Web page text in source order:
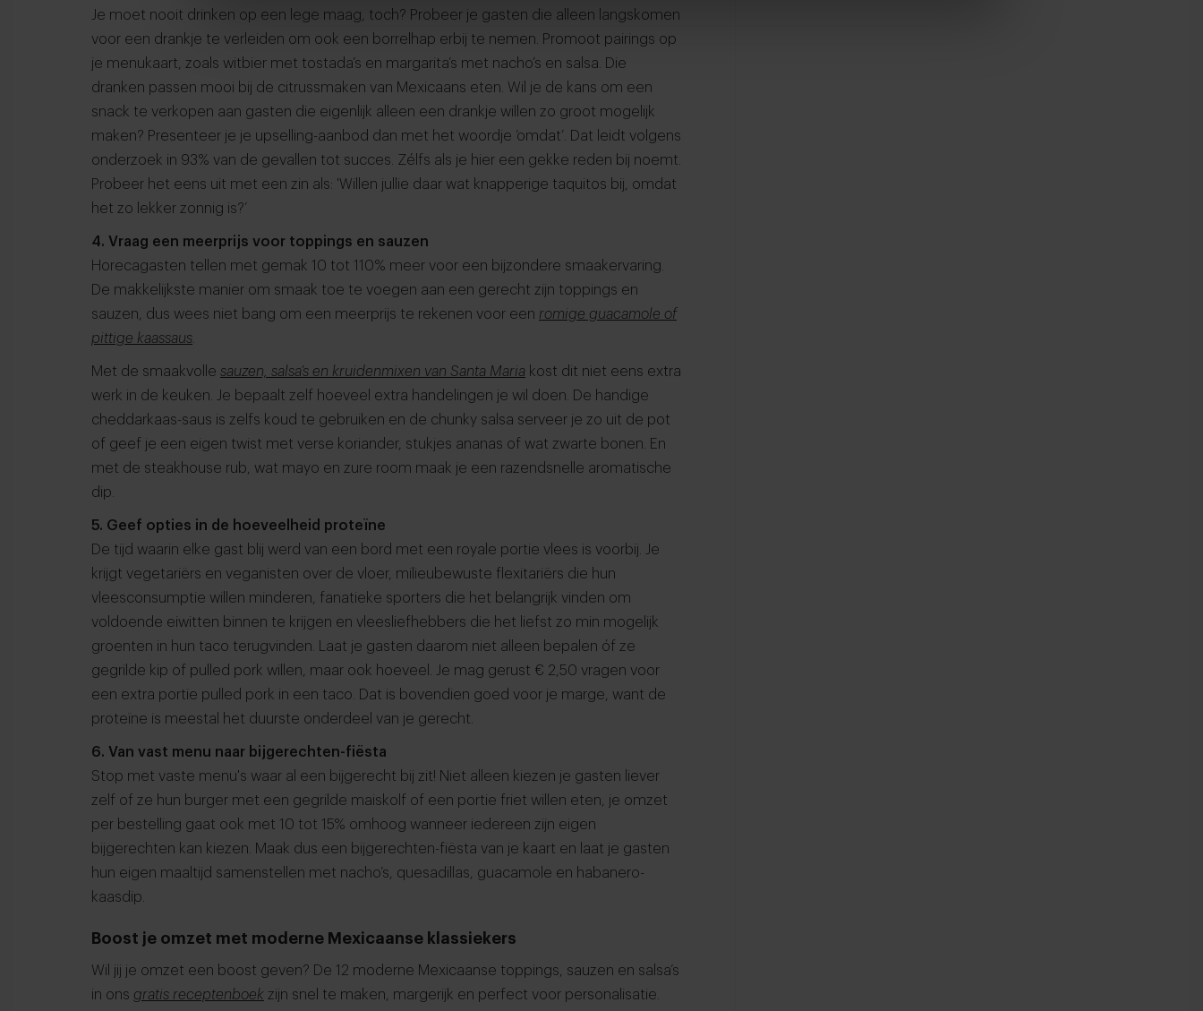
Je moet nooit drinken op een lege maag, toch? Probeer je gasten die alleen langskomen
voor een drankje te verleiden om ook een borrelhap erbij te nemen. Promoot pairings op
je menukaart, zoals witbier met tostada’s en margarita’s met nacho’s en salsa. Die
dranken passen mooi bij de citrussmaken van Mexicaans eten. Wil je de kans om een
snack te verkopen aan gasten die eigenlijk alleen een drankje willen zo groot mogelijk
maken? Presenteer je je upselling-aanbod dan met het woordje ‘omdat’. Dat leidt volgens
onderzoek in 93% van de gevallen tot succes. Zélfs als je hier een gekke reden bij noemt.
Probeer het eens uit met een zin als: 'Willen jullie daar wat knapperige taquitos bij, omdat
het zo lekker zonnig is?’
4. Vraag een meerprijs voor toppings en sauzen
Horecagasten tellen met gemak 10 tot 110% meer voor een bijzondere smaakervaring.
De makkelijkste manier om smaak toe te voegen aan een gerecht zijn toppings en
sauzen, dus wees niet bang om een meerprijs te rekenen voor een romige guacamole of
pittige kaassaus.
Met de smaakvolle sauzen, salsa’s en kruidenmixen van Santa Maria kost dit niet eens extra
werk in de keuken. Je bepaalt zelf hoeveel extra handelingen je wil doen. De handige
cheddarkaas-saus is zelfs koud te gebruiken en de chunky salsa serveer je zo uit de pot
of geef je een eigen twist met verse koriander, stukjes ananas of wat zwarte bonen. En
met de steakhouse rub, wat mayo en zure room maak je een razendsnelle aromatische
dip.
5. Geef opties in de hoeveelheid proteïne
De tijd waarin elke gast blij werd van een bord met een royale portie vlees is voorbij. Je
krijgt vegetariërs en veganisten over de vloer, milieubewuste flexitariërs die hun
vleesconsumptie willen minderen, fanatieke sporters die het belangrijk vinden om
voldoende eiwitten binnen te krijgen en vleesliefhebbers die het liefst zo min mogelijk
groenten in hun taco terugvinden. Laat je gasten daarom niet alleen bepalen óf ze
gegrilde kip of pulled pork willen, maar ook hoeveel. Je mag gerust € 2,50 vragen voor
een extra portie pulled pork in een taco. Dat is bovendien goed voor je marge, want de
proteïne is meestal het duurste onderdeel van je gerecht.
6. Van vast menu naar bijgerechten-fiësta
Stop met vaste menu's waar al een bijgerecht bij zit! Niet alleen kiezen je gasten liever
zelf of ze hun burger met een gegrilde maiskolf of een portie friet willen eten, je omzet
per bestelling gaat ook met 10 tot 15% omhoog wanneer iedereen zijn eigen
bijgerechten kan kiezen. Maak dus een bijgerechten-fiësta van je kaart en laat je gasten
hun eigen maaltijd samenstellen met nacho’s, quesadillas, guacamole en habanero-
kaasdip.
Boost je omzet met moderne Mexicaanse klassiekers
Wil jij je omzet een boost geven? De 12 moderne Mexicaanse toppings, sauzen en salsa’s
in ons gratis receptenboek zijn snel te maken, margerijk en perfect voor personalisatie.